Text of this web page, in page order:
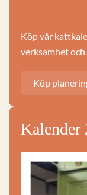
Köp vår
verksamhet
Köp
Kalender